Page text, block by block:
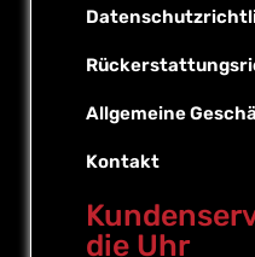
Allgemeine
Kontakt
die Uhr